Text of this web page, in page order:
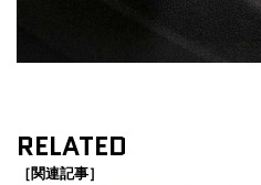
RELATED
［関連記事］